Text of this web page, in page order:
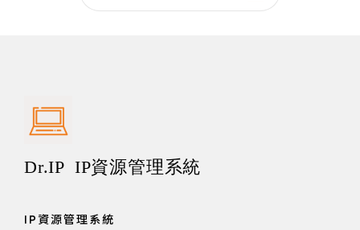
Dr.IP IP資源管理系統
IP資源管理系統